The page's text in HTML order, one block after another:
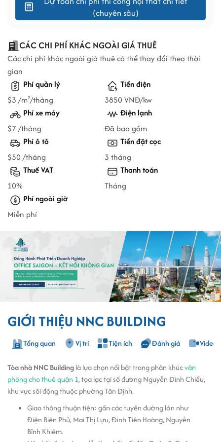
(chuyên sâu)
CÁC CHI PHÍ KHÁC NGOÀI GIÁ THUÊ
Các chi phí khác ngoài giá thuê có thể thay đổi theo thời
gian
Phí quản lý
$3 /m2/tháng
Tiền điện
3850 VNĐ/kw
Phí xe máy
$7 /tháng
Điện lạnh
Đã bao gồm
Phí ô tô
$50 /tháng
Tiền đặt cọc
3 tháng
Thuế VAT
10%
Thanh toán
Tháng
Phí ngoài giờ
Miễn phí
GIỚI THIỆU NNC BUILDING
Tổng quan Vị trí Tiện ích Đánh giá Video
Tòa nhà NNC Buildinglà lựa chọn nổi bật trong phân khúcvăn
phòng cho thuê quận 1, tọa lạc tại số đường Nguyễn Đình Chiểu,
khu vực sôi động thuộc phường Tân Định.
Giao thông thuận tiện: gần các tuyến đường lớn như
Điện Biên Phủ, Mai Thị Lựu, Đinh Tiên Hoàng, Nguyễn
Bỉnh Khiêm.